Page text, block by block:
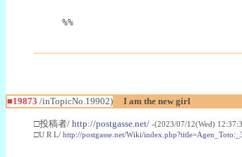
%%
■19873 /inTopicNo.19902) I am the new girl
□投稿者/ http://postgasse.net/ -(2023/07/12(Wed)
□U R L/ http://postgasse.net/Wiki/